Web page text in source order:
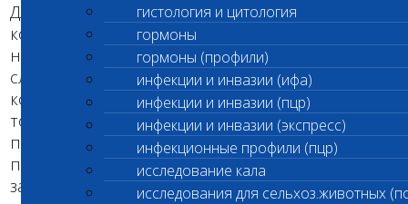
гистология и цитология
гормоны
гормоны (профили)
инфекции и инвазии (ифа)
инфекции и инвазии (пцр)
инфекции и инвазии (экспресс)
инфекционные профили (пцр)
исследование кала
исследования для сельхоз.животных
Для проявления заболевания необходимы две
копии дефектного гена в геноме (одна
наследуется от матери, другая от отца собаки). В
случае, если у собаки присутствует только одна
копия дефектного гена, а другая - нормального,
то такая собака будет здорова, однако может
передавать копию дефектного гена своему
потомству, то есть будет являться носителем
заболевания.